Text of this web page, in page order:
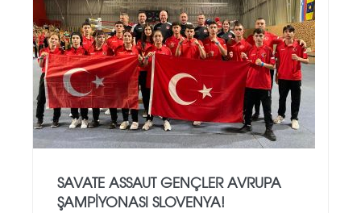
SAVATE ASSAUT GENÇLER AVRUPA
ŞAMPİYONASI SLOVENYA!